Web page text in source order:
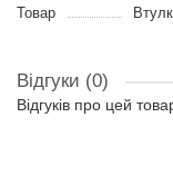
Товар
Відгуки (0)
Відгуків про цей